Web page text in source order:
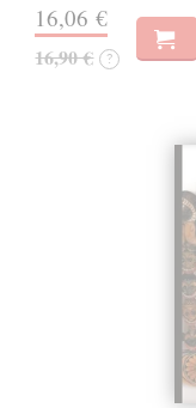
16,06 €
16,90 € ?